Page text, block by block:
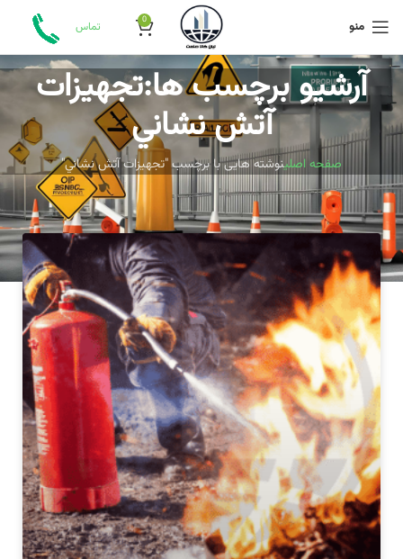
منو 0 تماس
آرشیو برچسب ها:تجهيزات
آتش نشاني
صفحه اصلینوشته هایی با برچسب "تجهيزات آتش نشاني"